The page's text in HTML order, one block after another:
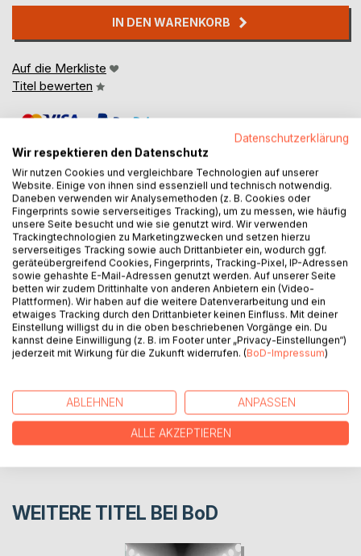
IN DEN WARENKORB
Auf die Merkliste
Titel bewerten
BESCHREIBUNG
Wie eine Schlange gleitet die Zeit.
Keine Pause macht sie.
AUTOR/IN
PRESSESTIMMEN
REZENSIONEN
WEITERE TITEL BEI BoD
Datenschutzerklärung
Wir respektieren den Datenschutz
Wir nutzen Cookies und vergleichbare Technologien auf unserer
Website. Einige von ihnen sind essenziell und technisch notwendig.
Daneben verwenden wir Analysemethoden (z. B. Cookies oder
Fingerprints sowie serverseitiges Tracking), um zu messen, wie häufig
unsere Seite besucht und wie sie genutzt wird. Wir verwenden
Trackingtechnologien zu Marketingzwecken und setzen hierzu
serverseitiges Tracking sowie auch Drittanbieter ein, wodurch ggf.
geräteübergreifend Cookies, Fingerprints, Tracking-Pixel, IP-Adressen
sowie gehashte E-Mail-Adressen genutzt werden. Auf unserer Seite
betten wir zudem Drittinhalte von anderen Anbietern ein (Video-
Plattformen). Wir haben auf die weitere Datenverarbeitung und ein
etwaiges Tracking durch den Drittanbieter keinen Einfluss. Mit deiner
Einstellung willigst du in die oben beschriebenen Vorgänge ein. Du
kannst deine Einwilligung (z. B. im Footer unter „Privacy-Einstellungen“)
jederzeit mit Wirkung für die Zukunft widerrufen. (BoD-Impressum)
ABLEHNEN ANPASSEN
ALLE AKZEPTIEREN